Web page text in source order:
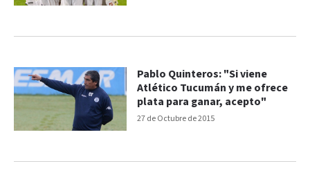
27 de Octubre de 2015
Pablo Quinteros: "Si viene
Atlético Tucumán y me ofrece
plata para ganar, acepto"